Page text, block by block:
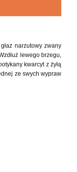
narzutowy zwany
lewego brzegu,
kwarcyt z żyłą
ze swych wypraw